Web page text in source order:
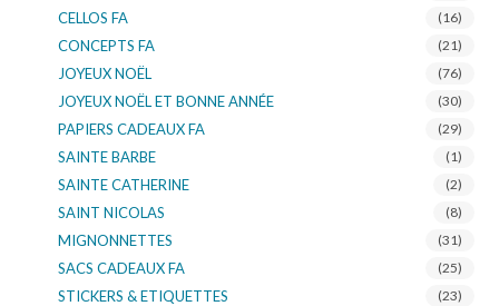
CELLOS FA (16)
CONCEPTS FA (21)
JOYEUX NOËL (76)
JOYEUX NOËL ET BONNE ANNÉE (30)
PAPIERS CADEAUX FA (29)
SAINTE BARBE (1)
SAINTE CATHERINE (2)
SAINT NICOLAS (8)
MIGNONNETTES (31)
SACS CADEAUX FA (25)
STICKERS & ETIQUETTES (23)